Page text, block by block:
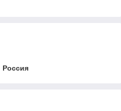
Россия